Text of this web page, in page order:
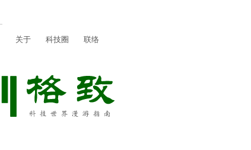
关于 科技圈 联络